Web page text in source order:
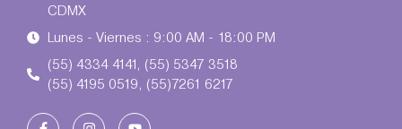
CDMX
Lunes - Viernes : 9:00 AM - 18:00 PM
(55) 4334 4141, (55) 5347 3518
(55) 4195 0519, (55)7261 6217